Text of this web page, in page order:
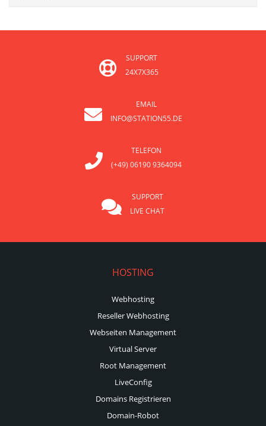
SUPPORT
24X7X365
EMAIL
INFO@STATION55.DE
TELEFON
(+49) 06190 9364094
SUPPORT
LIVE CHAT
HOSTING
Webhosting
Reseller Webhosting
Webseiten Management
Virtual Server
Root Management
LiveConfig
Domains Registrieren
Domain-Robot